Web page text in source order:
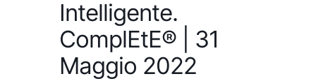
Intelligente.
ComplEtE® | 31
Maggio 2022